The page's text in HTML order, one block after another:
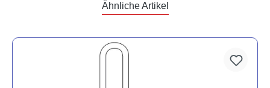
Ähnliche Artikel